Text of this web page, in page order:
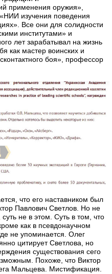
применения оружия»,
изучения поведения
Все они для солидности
институтами» и
лет зарабатывал на жизнь
как мастер воинских и
боя», профессор
что его наставником был
Павлович Светлов. Но не
не в этом. Суть в том, что
как в псевдонаучном
не упоминается. Олег
цитирует Светлова, но
существования сего
Похоже, что Виктор
Мальцева. Мистификация.